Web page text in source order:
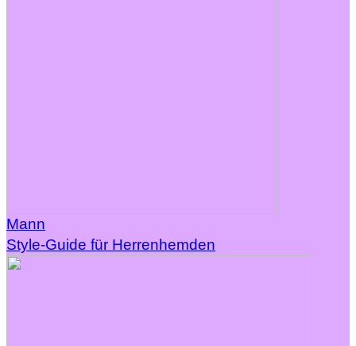
Mann
Style-Guide für Herrenhemden